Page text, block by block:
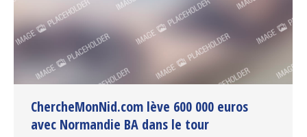
ChercheMonNid.com lève 600 000 euros
avec Normandie BA dans le tour